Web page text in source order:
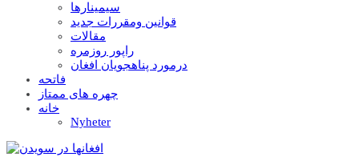
سيمينارها
قوانين ومقررات جديد
مقالات
راپور روزمره
درمورد پناهجويان افغان
فاتحه
چهره های ممتاز
خانه
Nyheter